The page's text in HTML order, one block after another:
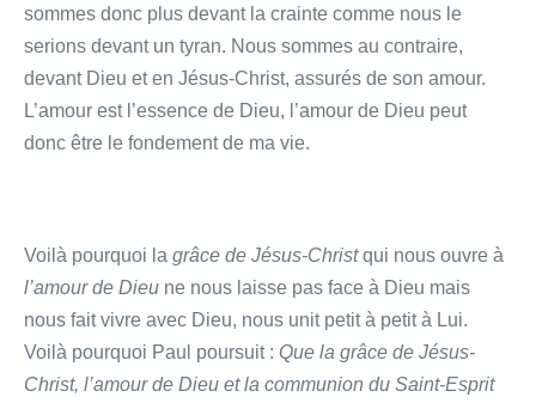
sommes donc plus devant la crainte comme nous le
serions devant un tyran. Nous sommes au contraire,
devant Dieu et en Jésus-Christ, assurés de son amour.
L’amour est l’essence de Dieu, l’amour de Dieu peut
donc être le fondement de ma vie.
Voilà pourquoi la grâce de Jésus-Christqui nous ouvre à
l’amour de Dieu ne nous laisse pas face à Dieu mais
nous fait vivre avec Dieu, nous unit petit à petit à Lui.
Voilà pourquoi Paul poursuit : Que la grâce de Jésus-
Christ, l’amour de Dieu et la communion du Saint-Esprit